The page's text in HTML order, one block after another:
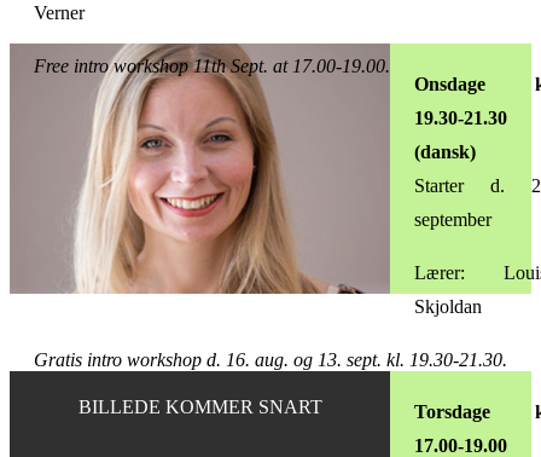
Verner
Free intro workshop 11th Sept. at 17.00-19.00.
Onsdage
19.30-21.30
(dansk)
Starter d.
september
Lærer:
Skjoldan
Gratis intro workshop d. 16. aug. og 13. sept. kl. 19.30-21.30.
BILLEDE KOMMER SNART
Torsdage
17.00-19.00